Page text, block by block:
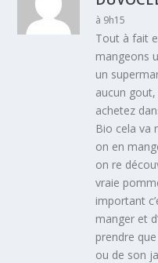
à 9h15
Tout à fait
mangeons
un
aucun
achetez
Bio cela va
on en
on re
vraie
important
manger et
prendre
ou de son